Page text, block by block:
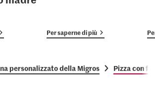
Per saperne di più
personalizzato della Migros Pizza con